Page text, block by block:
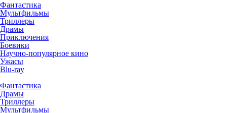
Фантастика
Мультфильмы
Триллеры
Драмы
Приключения
Боевики
Научно-популярное кино
Ужасы
Blu-ray
Фантастика
Драмы
Триллеры
Мультфильмы